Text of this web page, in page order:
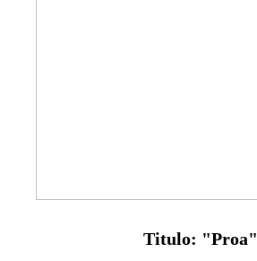
Titulo: "Proa"